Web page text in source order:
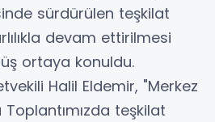
sürdürülen teşkilat
devam ettirilmesi
ortaya konuldu.
Halil Eldemir, "Merkez
teşkilat